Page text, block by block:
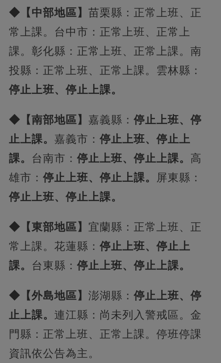
◆【中部地區】 苗栗縣：正常上班、正
常上課。台中市：正常上班、正常上
課。彰化縣：正常上班、正常上課。南
投縣：正常上班、正常上課。雲林縣：
停止上班、停止上課。
◆【南部地區】 嘉義縣： 停止上班、停
止上課。 嘉義市： 停止上班、停止上
課。 台南市： 停止上班、停止上課。 高
雄市： 停止上班、停止上課。
屏東縣：
停止上班、停止上課。
◆【東部地區】 宜蘭縣：正常上班、正
常上課。花蓮縣： 停止上班、停止上
課。 台東縣： 停止上班、停止上課。
◆【外島地區】 澎湖縣： 停止上班、停
止上課。 連江縣：尚未列入警戒區。金
門縣：正常上班、正常上課。停班停課
資訊依公告為主。